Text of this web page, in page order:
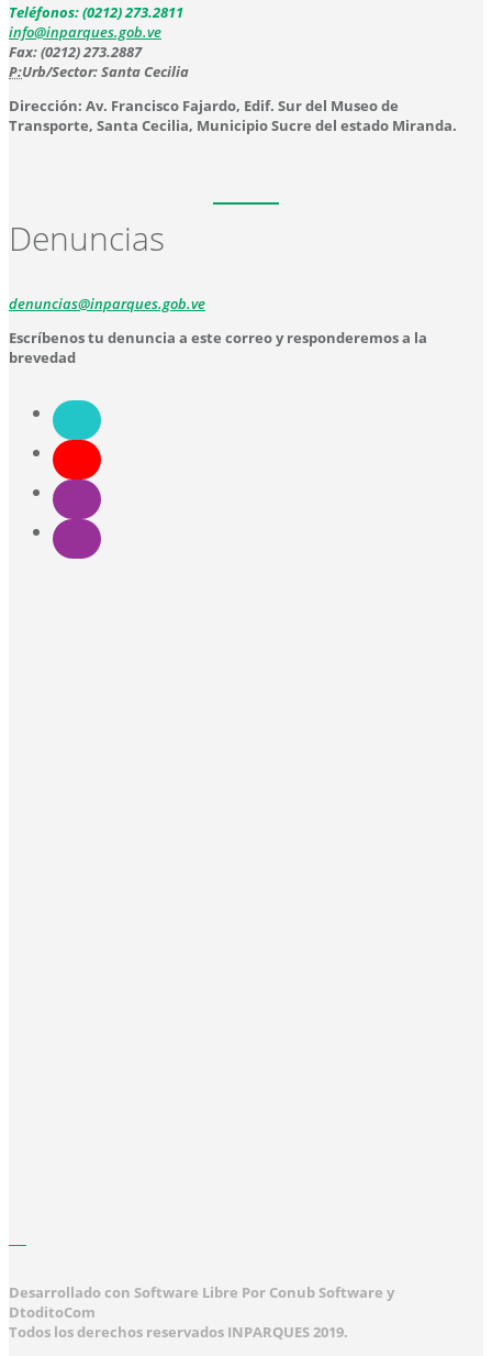
Teléfonos: (0212) 273.2811
info@inparques.gob.ve
Fax: (0212) 273.2887
P:Urb/Sector: Santa Cecilia
Dirección: Av. Francisco Fajardo, Edif. Sur del Museo de
Transporte, Santa Cecilia, Municipio Sucre del estado Miranda.
Denuncias
denuncias@inparques.gob.ve
Escríbenos tu denuncia a este correo y responderemos a la
brevedad
Desarrollado con Software Libre Por Conub Software y
DtoditoCom
Todos los derechos reservados INPARQUES 2019.